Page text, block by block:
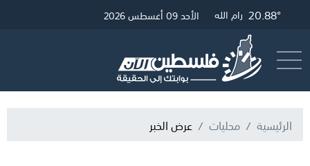
26.06° غزة 21.12° القدس 20.88° رام الله الأحد 09 أغسطس 2026
الرئيسية محليات عرض الخبر